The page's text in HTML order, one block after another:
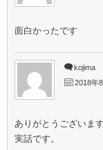
面白かったです
kojima
2018年
ありがとうございます
実話です。